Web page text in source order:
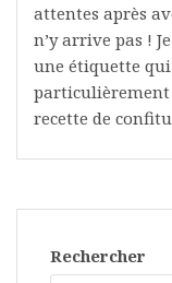
attentes après
n’y arrive pas !
une étiquette qui
recette de
Rechercher